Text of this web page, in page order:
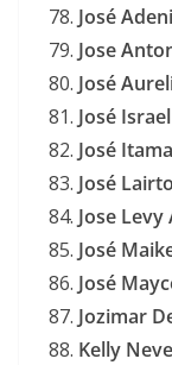
José
Jose
José
José
José
José
Jose
José
José
Jozimar
Kelly